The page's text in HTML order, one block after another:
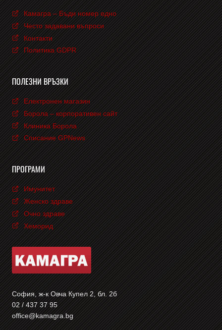
Камагра – Бъди номер едно
Често задавани въпроси
Контакти
Политика GDPR
ПОЛЕЗНИ ВРЪЗКИ
Електронен магазин
Борола – корпоративен сайт
Клиника Борола
Списание GPNews
ПРОГРАМИ
Имунитет
Женско здраве
Очно здраве
Хеморид
София, ж-к Овча Купел 2, бл. 2б
02 / 437 37 95
office@kamagra.bg